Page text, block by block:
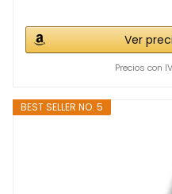
Ver
Precios con
BEST SELLER NO. 5